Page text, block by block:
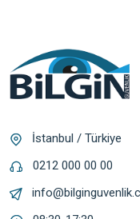
İstanbul / Türkiye
0212 000 00 00